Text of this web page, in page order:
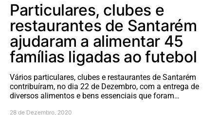
Particulares, clubes e
restaurantes de Santarém
ajudaram a alimentar 45
famílias ligadas ao futebol
Vários particulares, clubes e restaurantes de Santarém
contribuíram, no dia 22 de Dezembro, com a entrega de
diversos alimentos e bens essenciais que foram…
28 de Dezembro, 2020